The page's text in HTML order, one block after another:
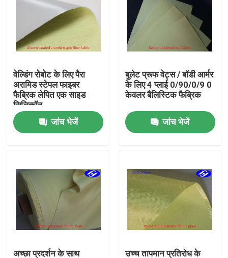
वीडियो
फैक्टरी यात्रा
गुणवत्ता नियंत्रण
समाचार
एक बोली का अनुरोध
कार्बन अरामी फैब्रिक
वेल्डिंग रोबोट के लिए पैरा
अरामिड स्टेपल फाइबर
फैब्रिक लेपित एक साइड
सिलिकॉन
जांच भेजें
बुलेट प्रूफ वेट्स / बॉडी आर्मर
के लिए 4 प्लाई 0/90/0/9 0
केवलर बैलिस्टिक फैब्रिक
जांच भेजें
अच्छा प्रदर्शन के साथ उच्च तापमान प्रतिरोध के